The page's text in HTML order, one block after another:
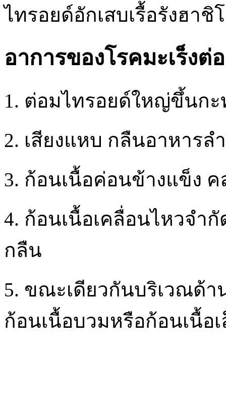
ไทรอยด์อักเสบเรื้อรังฮาชิ
อาการของโรคมะเร็งต่
1. ต่อมไทรอยด์ใหญ่ขึ้นก
2. เสียงแหบ กลืนอาหารล
3. ก้อนเนื้อค่อนข้างแข็ง
4. ก้อนเนื้อเคลื่อนไหวจำ
กลืน
5. ขณะเดียวกันบริเวณด้
ก้อนเนื้อบวมหรือก้อนเนื้อ